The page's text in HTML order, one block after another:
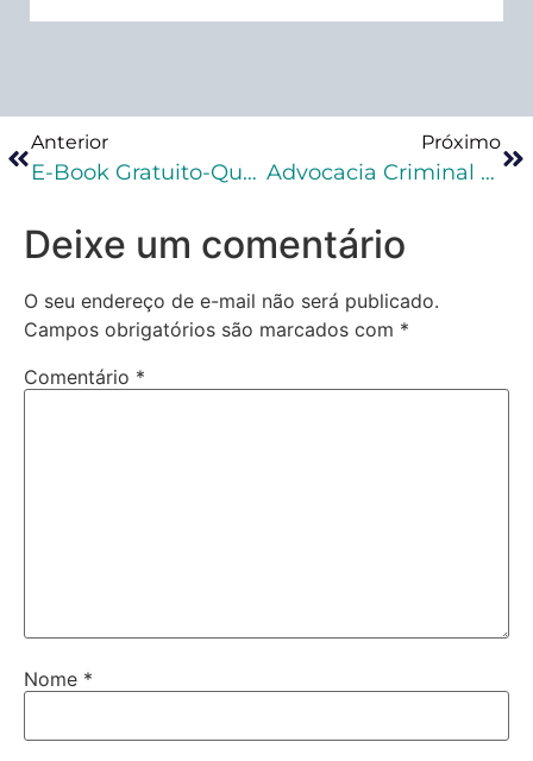
Anterior
E-Book Gratuito-Qual A Diferença Da Contagem Dos Prazos Processuais Penais E Prazos Penais?
Próximo
Advocacia Criminal Na Prática: Qual O Melhor Curso?
Deixe um comentário
O seu endereço de e-mail não será publicado.
Campos obrigatórios são marcados com *
Comentário *
Nome *